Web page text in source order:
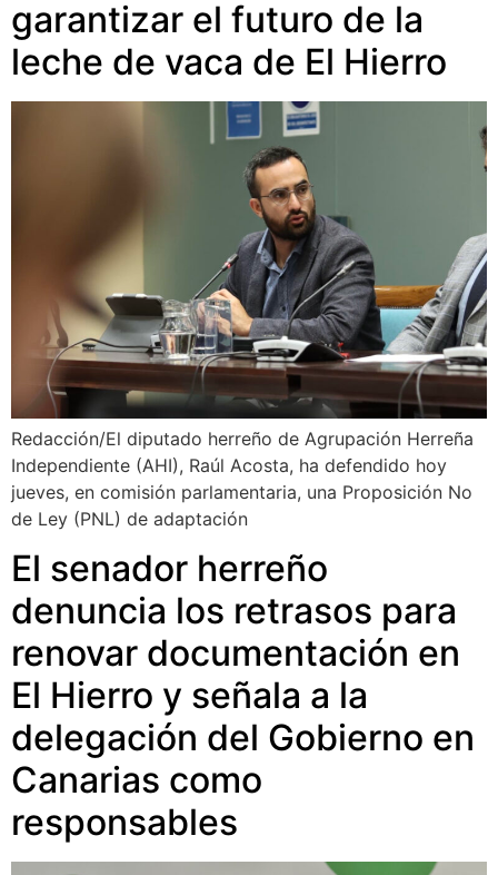
garantizar el futuro de la
leche de vaca de El Hierro
Redacción/El diputado herreño de Agrupación Herreña
Independiente (AHI), Raúl Acosta, ha defendido hoy
jueves, en comisión parlamentaria, una Proposición No
de Ley (PNL) de adaptación
El senador herreño
denuncia los retrasos para
renovar documentación en
El Hierro y señala a la
delegación del Gobierno en
Canarias como
responsables